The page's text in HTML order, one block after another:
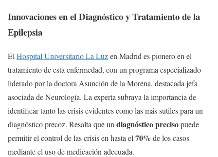
Innovaciones en el Diagnóstico y Tratamiento de la
Epilepsia
El Hospital Universitario La Luzen Madrid es pionero en el
tratamiento de esta enfermedad, con un programa especializado
liderado por la doctora Asunción de la Morena, destacada jefa
asociada de Neurología. La experta subraya la importancia de
identificar tanto las crisis evidentes como las más sutiles para un
diagnóstico precoz. Resalta que un diagnóstico precisopuede
permitir el control de las crisis en hasta el 70% de los casos
mediante el uso de medicación adecuada.